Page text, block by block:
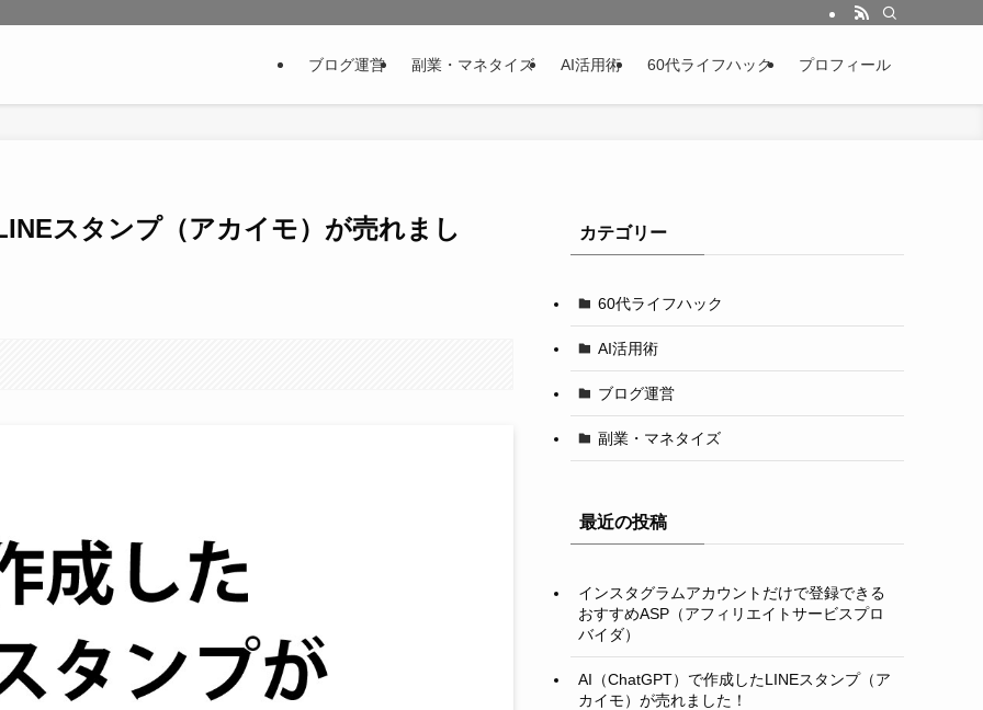
ブログ運営 副業・マネタイズ AI活用術 60代ライフハック プロフィール
スタンプ（アカイモ）が売れまし カテゴリー
60代ライフハック
AI活用術
ブログ運営
副業・マネタイズ
最近の投稿
インスタグラムアカウントだけで登録できる
おすすめASP（アフィリエイトサービスプロ
バイダ）
AI（ChatGPT）で作成したLINEスタンプ（ア
カイモ）が売れました！